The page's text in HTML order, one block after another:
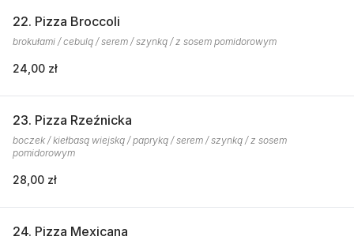
22. Pizza Broccoli
brokułami / cebulą / serem / szynką / z sosem pomidorowym
24,00 zł
23. Pizza Rzeźnicka
boczek / kiełbasą wiejską / papryką / serem / szynką / z sosem
pomidorowym
28,00 zł
24. Pizza Mexicana